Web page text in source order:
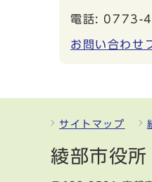
電話: 0773-
お問い合わせ
サイトマップ
綾部市役所